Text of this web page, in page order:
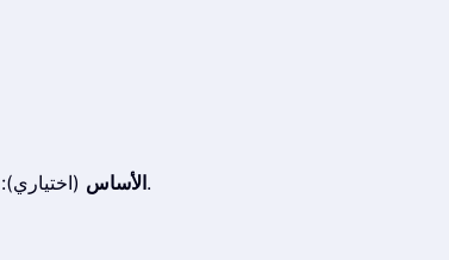
الأساس(اختياري): رقم صحيح (0، 1، 2، 3 أو 4) يُحدِّد أساس حساب الأيام المراد استخدامه. القيمة الافتراضية هي 0.